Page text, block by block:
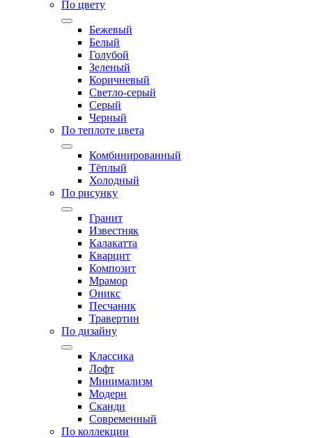
По цвету
Бежевый
Белый
Голубой
Зеленый
Коричневый
Светло-серый
Серый
Черный
По теплоте цвета
Комбинированный
Тёплый
Холодный
По рисунку
Гранит
Известняк
Калакатта
Кварцит
Композит
Мрамор
Оникс
Песчаник
Травертин
По дизайну
Классика
Лофт
Минимализм
Модерн
Сканди
Современный
По коллекции